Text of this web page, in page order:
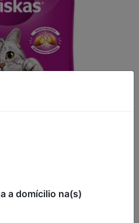
PARA
a domícilio na(s)